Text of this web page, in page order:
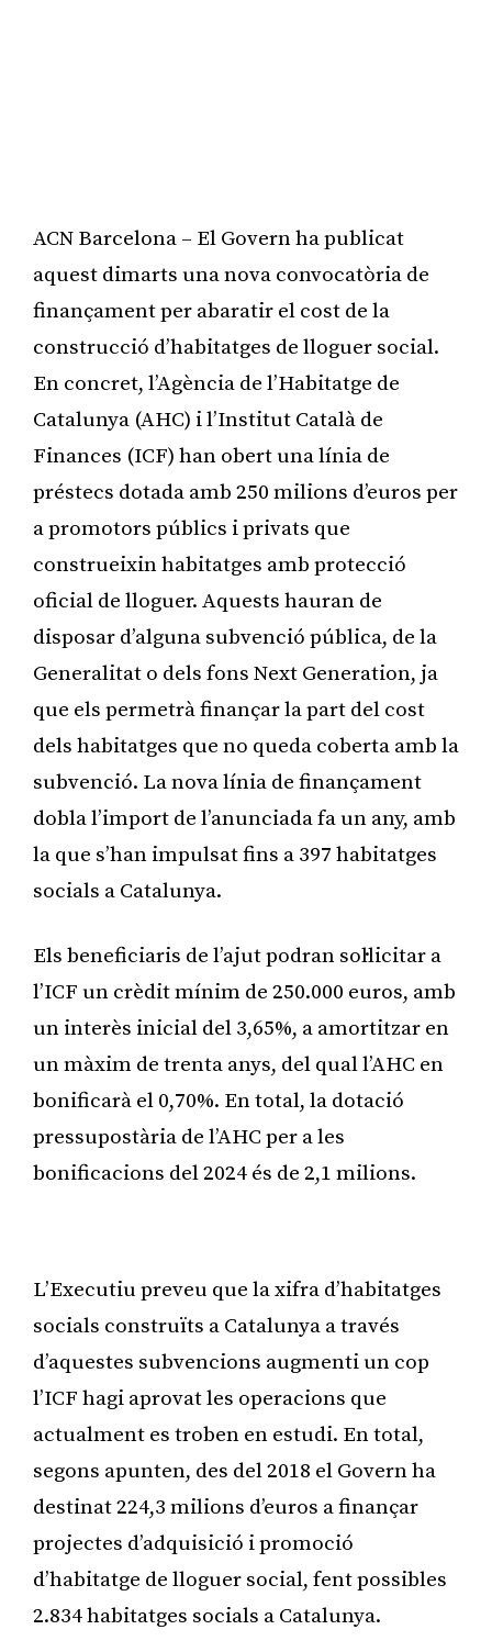
ACN Barcelona – El Govern ha publicat
aquest dimarts una nova convocatòria de
finançament per abaratir el cost de la
construcció d’habitatges de lloguer social.
En concret, l’Agència de l’Habitatge de
Catalunya (AHC) i l’Institut Català de
Finances (ICF) han obert una línia de
préstecs dotada amb 250 milions d’euros per
a promotors públics i privats que
construeixin habitatges amb protecció
oficial de lloguer. Aquests hauran de
disposar d’alguna subvenció pública, de la
Generalitat o dels fons Next Generation, ja
que els permetrà finançar la part del cost
dels habitatges que no queda coberta amb la
subvenció. La nova línia de finançament
dobla l’import de l’anunciada fa un any, amb
la que s’han impulsat fins a 397 habitatges
socials a Catalunya.
Els beneficiaris de l’ajut podran sol·licitar a
l’ICF un crèdit mínim de 250.000 euros, amb
un interès inicial del 3,65%, a amortitzar en
un màxim de trenta anys, del qual l’AHC en
bonificarà el 0,70%. En total, la dotació
pressupostària de l’AHC per a les
bonificacions del 2024 és de 2,1 milions.
L’Executiu preveu que la xifra d’habitatges
socials construïts a Catalunya a través
d’aquestes subvencions augmenti un cop
l’ICF hagi aprovat les operacions que
actualment es troben en estudi. En total,
segons apunten, des del 2018 el Govern ha
destinat 224,3 milions d’euros a finançar
projectes d’adquisició i promoció
d’habitatge de lloguer social, fent possibles
2.834 habitatges socials a Catalunya.